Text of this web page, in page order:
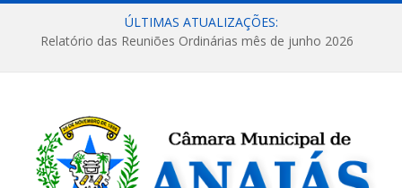
ÚLTIMAS ATUALIZAÇÕES:
Relatório das Reuniões Ordinárias mês de junho 2026